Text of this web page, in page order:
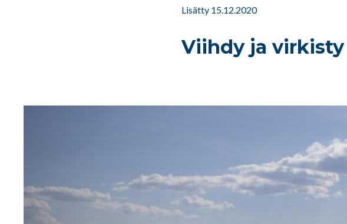
Lisätty 15.12.2020
Viihdy ja virkisty